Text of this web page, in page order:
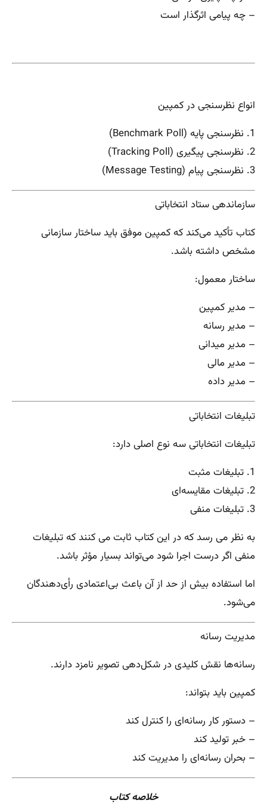
– چه پیامی اثرگذار است
انواع نظرسنجی در کمپین
1. نظرسنجی پایه (Benchmark Poll)
2. نظرسنجی پیگیری (Tracking Poll)
3. نظرسنجی پیام (Message Testing)
سازماندهی ستاد انتخاباتی
کتاب تأکید می‌کند که کمپین موفق باید ساختار سازمانی
مشخص داشته باشد.
ساختار معمول:
– مدیر کمپین
– مدیر رسانه
– مدیر میدانی
– مدیر مالی
– مدیر داده
تبلیغات انتخاباتی
تبلیغات انتخاباتی سه نوع اصلی دارد:
1. تبلیغات مثبت
2. تبلیغات مقایسه‌ای
3. تبلیغات منفی
به نظر می رسد که در این کتاب ثابت می کنند که تبلیغات
منفی اگر درست اجرا شود می‌تواند بسیار مؤثر باشد.
اما استفاده بیش از حد از آن باعث بی‌اعتمادی رأی‌دهندگان
می‌شود.
مدیریت رسانه
رسانه‌ها نقش کلیدی در شکل‌دهی تصویر نامزد دارند.
کمپین باید بتواند:
– دستور کار رسانه‌ای را کنترل کند
– خبر تولید کند
– بحران رسانه‌ای را مدیریت کند
خلاصه کتاب